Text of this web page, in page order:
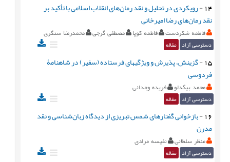
14
-رویکردی در تحلیل و نقد رمان‌های انقلاب اسلامی با تأکید بر
نقد رمان‌های رضا امیرخانی
فاطمه شکردست فاطمه کوپا مصطفی گرجی محمدرضا سنگری
دسترسی آزاد مقاله
15
-گزینش، پذیرش و ویژگی‏های فرستاده (سفیر) در شاهنامۀ
فردوسی
محمد بیگدلو فریده وجدانی
دسترسی آزاد مقاله
16
-بازخوانی گفتارهای شمس تبریزی از دیدگاه زبان‌شناسی و نقد
مدرن
منظر سلطانی نفیسه مرادی
دسترسی آزاد مقاله